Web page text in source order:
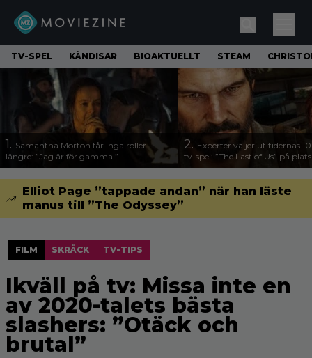
TV-SPEL KÄNDISAR BIOAKTUELLT STEAM
1. Samantha Morton får inga roller
längre: ”Jag är för gammal”
2. Experter väljer ut tidernas
tv-spel: ”The Last of Us” på
Elliot Page ”tappade andan” när han läste
manus till ”The Odyssey”
FILM SKRÄCK TV-TIPS
Ikväll på tv: Missa inte en
av 2020-talets bästa
slashers: ”Otäck och
brutal”